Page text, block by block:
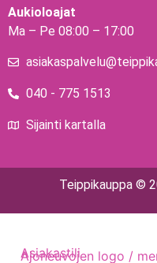
Aukioloajat
Ma – Pe 08:00 – 17:00
040 - 775 1513
Sijainti kartalla
Teippikauppa ©
Ajoneuvojen logo /
Asiakastili